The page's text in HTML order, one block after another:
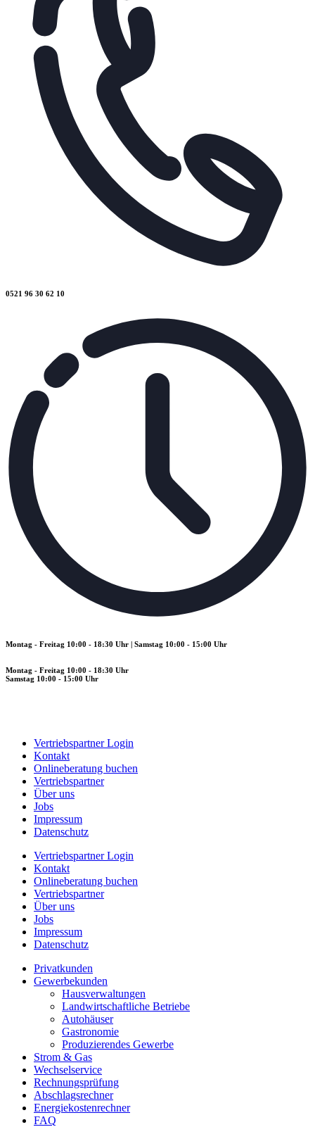
0521 96 30 62 10
Montag - Freitag 10:00 - 18:30 Uhr | Samstag 10:00 - 15:00 Uhr
Montag - Freitag 10:00 - 18:30 Uhr
Samstag 10:00 - 15:00 Uhr
Vertriebspartner Login
Kontakt
Onlineberatung buchen
Vertriebspartner
Über uns
Jobs
Impressum
Datenschutz
Vertriebspartner Login
Kontakt
Onlineberatung buchen
Vertriebspartner
Über uns
Jobs
Impressum
Datenschutz
Privatkunden
Gewerbekunden
Hausverwaltungen
Landwirtschaftliche Betriebe
Autohäuser
Gastronomie
Produzierendes Gewerbe
Strom & Gas
Wechselservice
Rechnungsprüfung
Abschlagsrechner
Energiekostenrechner
FAQ